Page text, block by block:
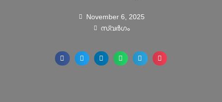
November 6, 2025
സ്വർഗം